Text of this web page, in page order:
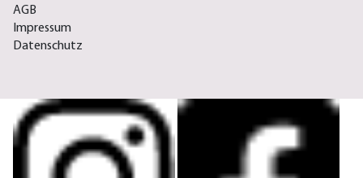
AGB
Impressum
Datenschutz